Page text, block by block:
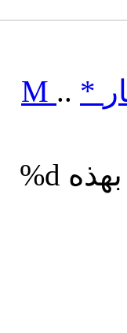
M .. *
%d